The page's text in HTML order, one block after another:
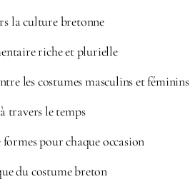
la culture bretonne
riche et plurielle
les costumes masculins et féminins
travers le temps
pour chaque occasion
du costume breton